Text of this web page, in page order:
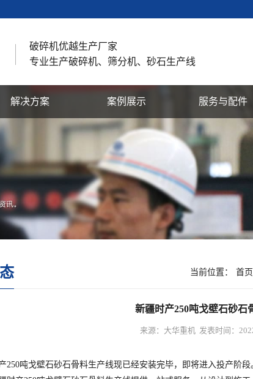
破碎机优越生产厂家
专业生产破碎机、筛分机、砂石生产线
解决方案 案例展示 服务与配件
当前位置： 首页
新疆时产250吨戈壁石砂石
来源：大华重机 发表时间：
吨戈壁石砂石骨料生产线现已经安装完毕，即将进入投产阶段